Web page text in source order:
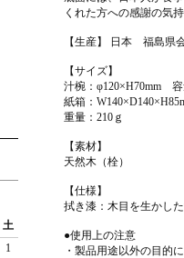
土
1
くれた方への感謝の気
【生産】 日本 福島県
【サイズ】
汁椀：φ120×H70mm 容
紙箱：
重量：210ｇ
【素材】
天然木（栓）
【仕様】
拭き漆：木目を生かし
●使用上の注意
・製品用途以外の目的